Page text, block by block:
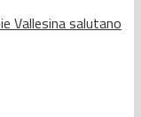
Vallesina salutano